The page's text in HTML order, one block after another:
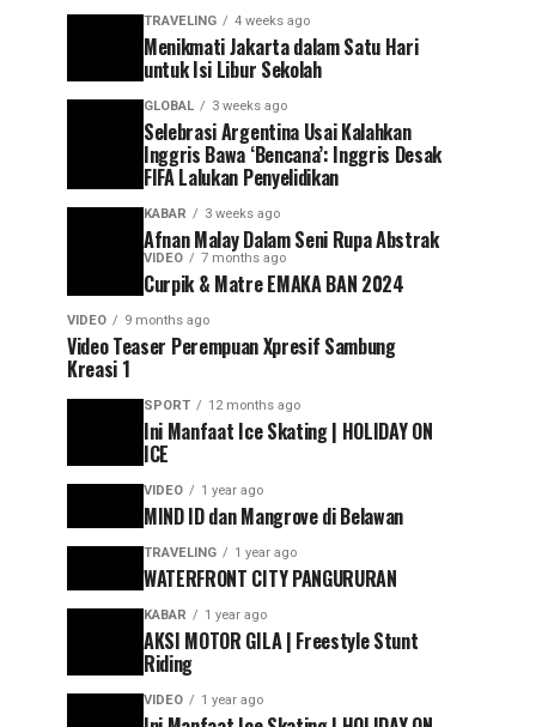
TRAVELING 4 weeks ago
Menikmati Jakarta dalam Satu Hari
untuk Isi Libur Sekolah
GLOBAL 3 weeks ago
Selebrasi Argentina Usai Kalahkan
Inggris Bawa ‘Bencana’: Inggris Desak
FIFA Lalukan Penyelidikan
KABAR 3 weeks ago
Afnan Malay Dalam Seni Rupa Abstrak
VIDEO 7 months ago
Curpik & Matre EMAKA BAN 2024
VIDEO 9 months ago
Video Teaser Perempuan Xpresif Sambung
Kreasi 1
SPORT 12 months ago
Ini Manfaat Ice Skating | HOLIDAY ON
ICE
VIDEO 1 year ago
MIND ID dan Mangrove di Belawan
TRAVELING 1 year ago
WATERFRONT CITY PANGURURAN
KABAR 1 year ago
AKSI MOTOR GILA | Freestyle Stunt
Riding
VIDEO 1 year ago